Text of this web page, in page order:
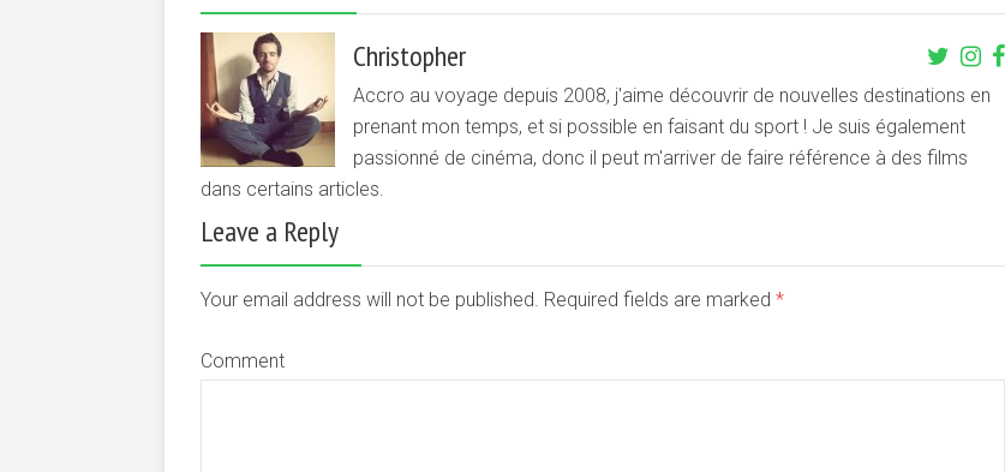
Christopher
Accro au voyage depuis 2008, j'aime découvrir de nouvelles destinations en
prenant mon temps, et si possible en faisant du sport ! Je suis également
passionné de cinéma, donc il peut m'arriver de faire référence à des films
dans certains articles.
Leave a Reply
Your email address will not be published. Required fields are marked *
Comment